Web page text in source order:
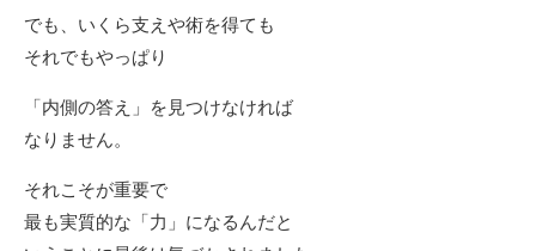
でも、いくら支えや術を得ても
それでもやっぱり
「内側の答え」を見つけなければ
なりません。
それこそが重要で
最も実質的な「力」になるんだと